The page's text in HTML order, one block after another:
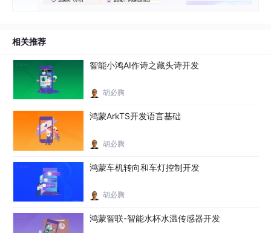
相关推荐
智能小鸿AI作诗之藏头诗开发
胡必腾
鸿蒙ArkTS开发语言基础
胡必腾
鸿蒙车机转向和车灯控制开发
胡必腾
鸿蒙智联-智能水杯水温传感器开发